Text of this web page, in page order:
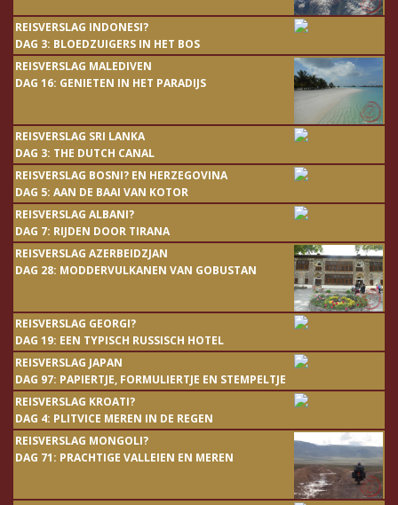
REISVERSLAG INDONESI?
DAG 3: BLOEDZUIGERS IN HET BOS
REISVERSLAG MALEDIVEN
DAG 16: GENIETEN IN HET PARADIJS
REISVERSLAG SRI LANKA
DAG 3: THE DUTCH CANAL
REISVERSLAG BOSNI? EN HERZEGOVINA
DAG 5: AAN DE BAAI VAN KOTOR
REISVERSLAG ALBANI?
DAG 7: RIJDEN DOOR TIRANA
REISVERSLAG AZERBEIDZJAN
DAG 28: MODDERVULKANEN VAN GOBUSTAN
REISVERSLAG GEORGI?
DAG 19: EEN TYPISCH RUSSISCH HOTEL
REISVERSLAG JAPAN
DAG 97: PAPIERTJE, FORMULIERTJE EN STEMPELTJE
REISVERSLAG KROATI?
DAG 4: PLITVICE MEREN IN DE REGEN
REISVERSLAG MONGOLI?
DAG 71: PRACHTIGE VALLEIEN EN MEREN